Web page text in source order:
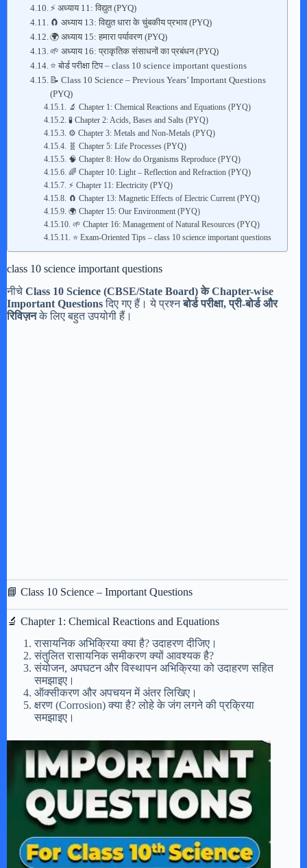
⚡ अध्याय 11: विद्युत (PYQ)
🧲 अध्याय 13: विद्युत धारा के चुंबकीय प्रभाव (PYQ)
🌍 अध्याय 15: हमारा पर्यावरण (PYQ)
🌱 अध्याय 16: प्राकृतिक संसाधनों का प्रबंधन (PYQ)
⭐ बोर्ड परीक्षा टिप – class 10 science important questions
📝 Class 10 Science – Previous Years’ Important Questions
(PYQ)
🔬 Chapter 1: Chemical Reactions and Equations (PYQ)
🧪 Chapter 2: Acids, Bases and Salts (PYQ)
⚙️ Chapter 3: Metals and Non-Metals (PYQ)
🧬 Chapter 5: Life Processes (PYQ)
🧠 Chapter 8: How do Organisms Reproduce (PYQ)
🌈 Chapter 10: Light – Reflection and Refraction (PYQ)
⚡ Chapter 11: Electricity (PYQ)
🧲 Chapter 13: Magnetic Effects of Electric Current (PYQ)
🌍 Chapter 15: Our Environment (PYQ)
🌱 Chapter 16: Management of Natural Resources (PYQ)
⭐ Exam-Oriented Tips – class 10 science important questions
class 10 science important questions
नीचे Class 10 Science (CBSE/State Board) के Chapter-wise
Important Questionsदिए गए हैं। ये प्रश्नबोर्ड परीक्षा, प्री-बोर्ड और
रिविज़नके लिए बहुत उपयोगी हैं।
📘 Class 10 Science – Important Questions
🔬 Chapter 1: Chemical Reactions and Equations
रासायनिक अभिक्रिया क्या है? उदाहरण दीजिए।
संतुलित रासायनिक समीकरण क्यों आवश्यक है?
संयोजन, अपघटन और विस्थापन अभिक्रिया को उदाहरण सहित
समझाइए।
ऑक्सीकरण और अपचयन में अंतर लिखिए।
क्षरण (Corrosion) क्या है? लोहे के जंग लगने की प्रक्रिया
समझाइए।